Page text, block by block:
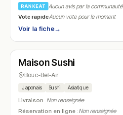
RANKEAT
Aucun avis par la communauté
Vote rapideAucun vote pour le moment
Voir la fiche→
N° 15
Maison Sushi
Bouc-Bel-Air
Japonais Sushi Asiatique
Livraison :Non renseignée
Réservation en ligne :Non renseignée